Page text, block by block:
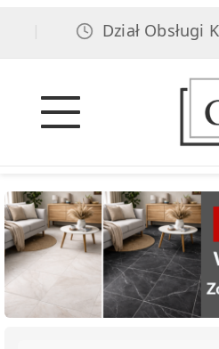
Dział Obsługi